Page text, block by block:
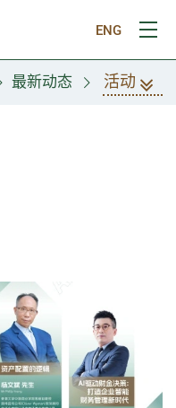
ENG
打
最新动态 活动